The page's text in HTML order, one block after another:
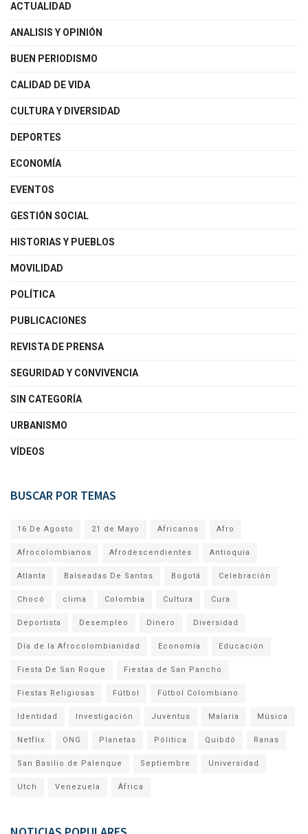
ACTUALIDAD
ANALISIS Y OPINIÓN
BUEN PERIODISMO
CALIDAD DE VIDA
CULTURA Y DIVERSIDAD
DEPORTES
ECONOMÍA
EVENTOS
GESTIÓN SOCIAL
HISTORIAS Y PUEBLOS
MOVILIDAD
POLÍTICA
PUBLICACIONES
REVISTA DE PRENSA
SEGURIDAD Y CONVIVENCIA
SIN CATEGORÍA
URBANISMO
VÍDEOS
BUSCAR POR TEMAS
16 De Agosto 21 de Mayo Africanos Afro
Afrocolombianos Afrodescendientes Antioquia
Atlanta Balseadas De Santos Bogotá Celebración
Chocó clima Colombia Cultura Cura
Deportista Desempleo Dinero Diversidad
Día de la Afrocolombianidad Economía Educación
Fiesta De San Roque Fiestas de San Pancho
Fiestas Religiosas Fútbol Fútbol Colombiano
Identidad Investigación Juventus Malaria Música
Netflix ONG Planetas Pólitica Quibdó Ranas
San Basilio de Palenque Septiembre Universidad
Utch Venezuela África